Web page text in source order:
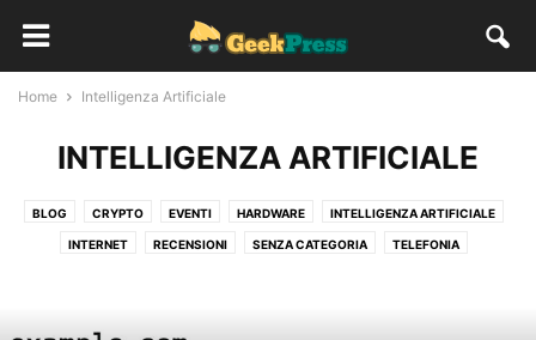
Home Intelligenza Artificiale
INTELLIGENZA ARTIFICIALE
BLOG CRYPTO EVENTI HARDWARE INTELLIGENZA ARTIFICIALE
INTERNET RECENSIONI SENZA CATEGORIA TELEFONIA